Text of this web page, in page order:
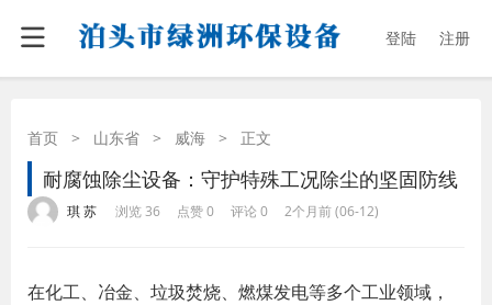
登陆 注册
首页 > 山东省 > 威海 > 正文
耐腐蚀除尘设备：守护特殊工况除尘的坚固防线
琪 苏 浏览 36 点赞 0 评论 0 2个月前 (06-12)
在化工、冶金、垃圾焚烧、燃煤发电等多个工业领域，